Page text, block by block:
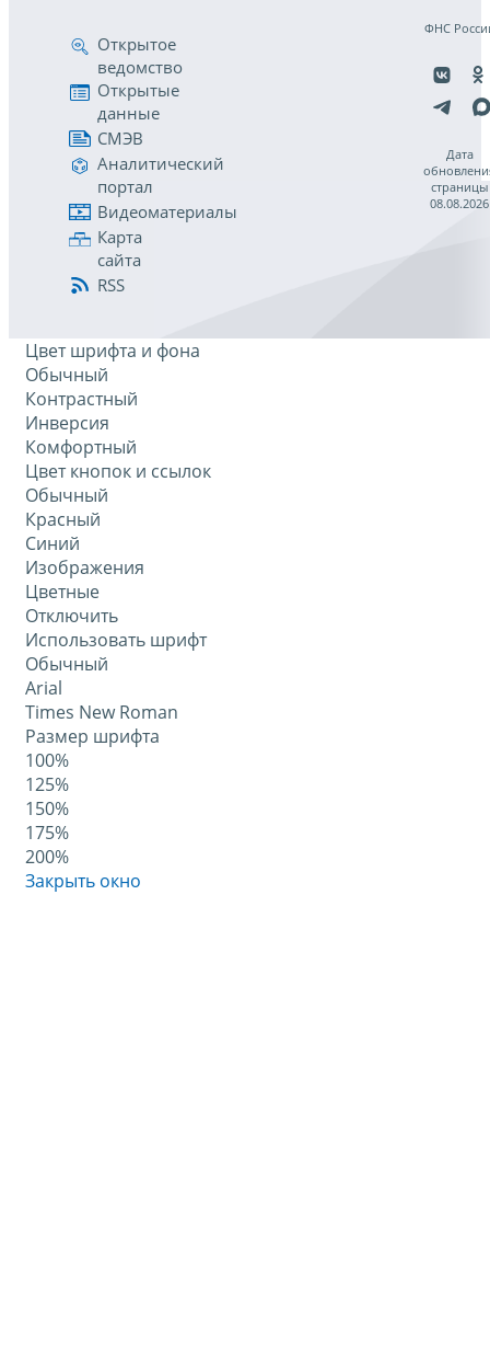
Открытое
ведомство
Открытые
данные
СМЭВ
Аналитический
портал
Видеоматериалы
Карта
сайта
RSS
ФНС
Дата
страницы
08.08.2026
Цвет шрифта и фона
Обычный
Контрастный
Инверсия
Комфортный
Цвет кнопок и ссылок
Обычный
Красный
Синий
Изображения
Цветные
Отключить
Использовать шрифт
Обычный
Arial
Times New Roman
Размер шрифта
100%
125%
150%
175%
200%
Закрыть окно